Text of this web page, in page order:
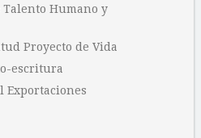
Humano y
Proyecto de Vida
escritura
Exportaciones